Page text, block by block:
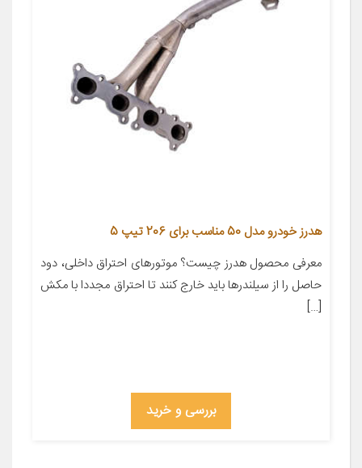
هدرز خودرو مدل 50 مناسب برای 206 تیپ 5
معرفی محصول هدرز چیست؟ موتورهای احتراق داخلی، دود
حاصل را از سیلندرها باید خارج کنند تا احتراق مجددا با مکش
[…]
بررسی و خرید